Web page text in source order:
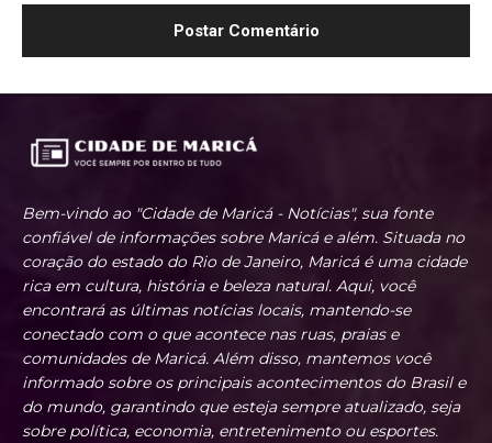
Bem-vindo ao "Cidade de Maricá - Notícias", sua fonte
confiável de informações sobre Maricá e além. Situada no
coração do estado do Rio de Janeiro, Maricá é uma cidade
rica em cultura, história e beleza natural. Aqui, você
encontrará as últimas notícias locais, mantendo-se
conectado com o que acontece nas ruas, praias e
comunidades de Maricá. Além disso, mantemos você
informado sobre os principais acontecimentos do Brasil e
do mundo, garantindo que esteja sempre atualizado, seja
sobre política, economia, entretenimento ou esportes.